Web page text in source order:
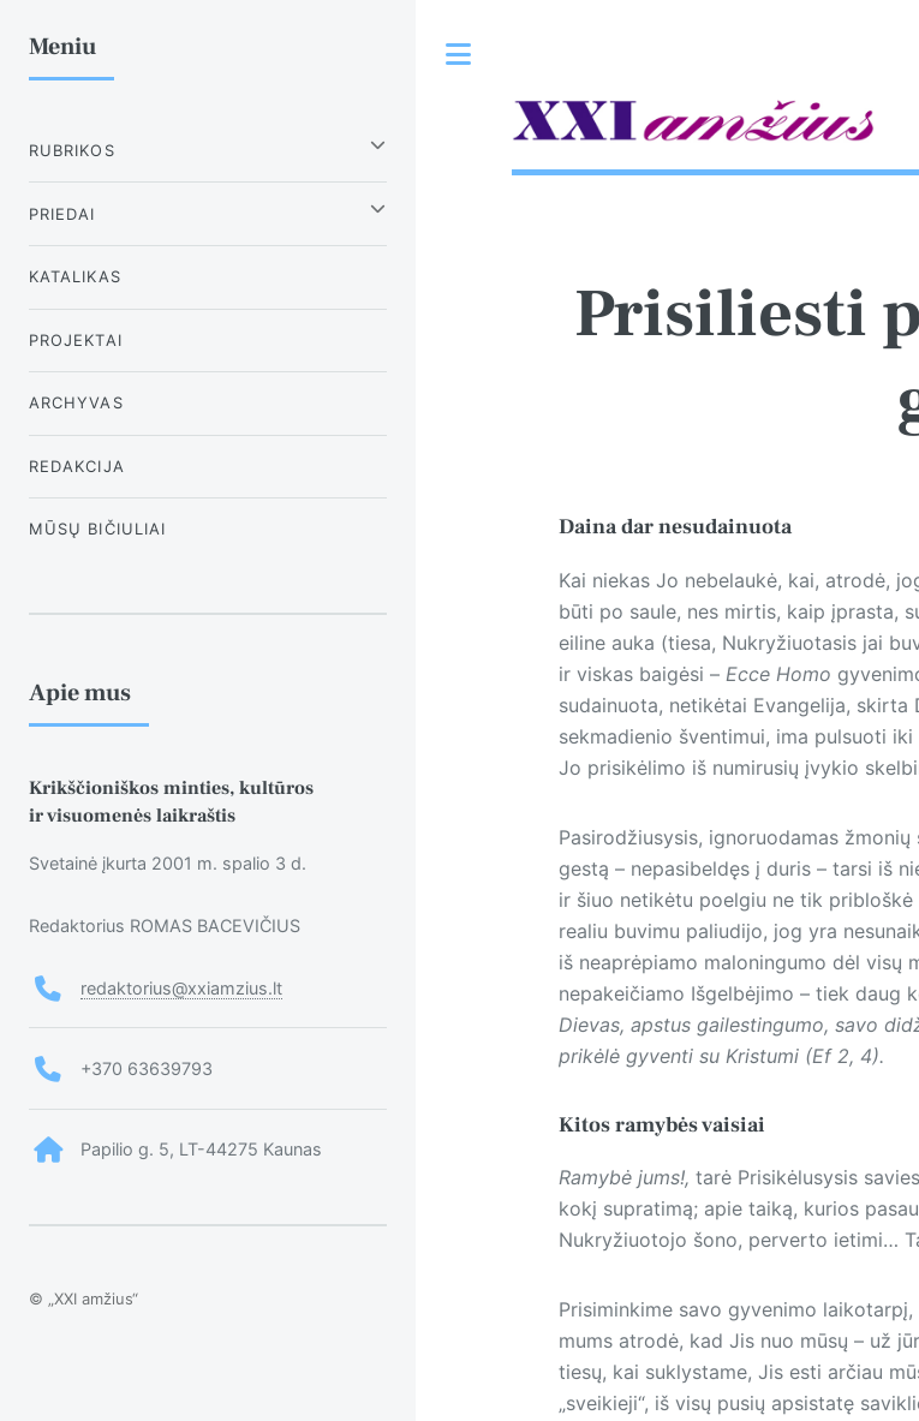
Prisiliesti
Daina dar nesudainuota
Kai niekas Jo nebelaukė, kai, atrodė,
būti po saule, nes mirtis, kaip įprasta,
eiline auka (tiesa, Nukryžiuotasis jai
ir viskas baigėsi – Ecce Homo
sudainuota, netikėtai Evangelija, skirta
sekmadienio šventimui, ima pulsuoti
Jo prisikėlimo iš numirusių įvykio
Pasirodžiusysis, ignoruodamas
gestą – nepasibeldęs į duris – tarsi iš
ir šiuo netikėtu poelgiu ne tik pribloškė
realiu buvimu paliudijo, jog yra
iš neaprėpiamo maloningumo dėl visų
nepakeičiamo Išgelbėjimo – tiek daug
Dievas, apstus gailestingumo, savo
prikėlė gyventi su Kristumi (Ef 2, 4).
Kitos ramybės vaisiai
Ramybė jums!, tarė Prisikėlusysis
kokį supratimą; apie taiką, kurios
Nukryžiuotojo šono, perverto ietimi…
Prisiminkime savo gyvenimo
mums atrodė, kad Jis nuo mūsų – už
tiesų, kai suklystame, Jis esti arčiau
„sveikieji“, iš visų pusių apsistatę
Meniu
RUBRIKOS
PRIEDAI
KATALIKAS
PROJEKTAI
ARCHYVAS
REDAKCIJA
MŪSŲ BIČIULIAI
Apie mus
Krikščioniškos minties, kultūros
ir visuomenės laikraštis
Svetainė įkurta 2001 m. spalio 3 d.
Redaktorius ROMAS BACEVIČIUS
redaktorius@xxiamzius.lt
+370 63639793
Papilio g. 5, LT-44275 Kaunas
© „XXI amžius“